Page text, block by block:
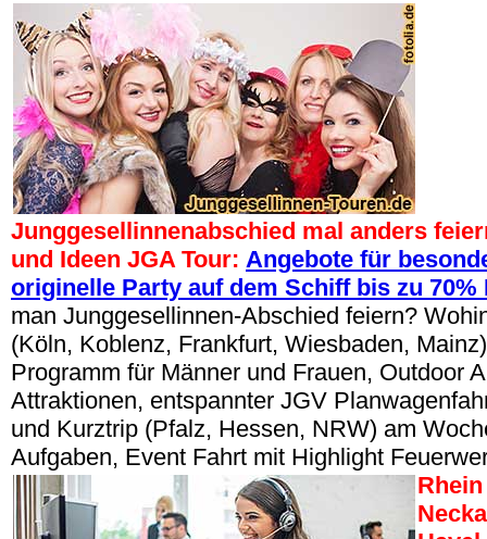
Junggesellinnenabschied mal anders
und Ideen JGA Tour: Angebote für
originelle Party auf dem Schiff bis zu 70%
man Junggesellinnen-Abschied feiern?
(Köln, Koblenz, Frankfurt, Wiesbaden,
Programm für Männer und Frauen, Outdoor
Attraktionen, entspannter JGV
und Kurztrip (Pfalz, Hessen, NRW) am
Aufgaben, Event Fahrt mit Highlight